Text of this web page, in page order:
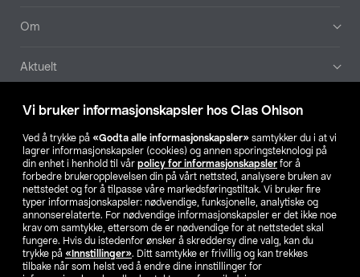
Vi bruker informasjonskapsler hos Clas Ohlson
Ved å trykke på «Godta alle informasjonskapsler» samtykker du i at vi
lagrer informasjonskapsler (cookies) og annen sporingsteknologi på
din enhet i henhold til vår policy for informasjonskapsler for å
forbedre brukeropplevelsen din på vårt nettsted, analysere bruken av
nettstedet og for å tilpasse våre markedsføringstiltak. Vi bruker fire
typer informasjonskapsler: nødvendige, funksjonelle, analytiske og
annonserelaterte. For nødvendige informasjonskapsler er det ikke noe
krav om samtykke, ettersom de er nødvendige for at nettstedet skal
fungere. Hvis du istedenfor ønsker å skreddersy dine valg, kan du
trykke på «Innstillinger». Ditt samtykke er frivillig og kan trekkes
tilbake når som helst ved å endre dine innstillinger for
Om
Aktuelt
Våre selskaper
Finn din butikk
SE NO FI